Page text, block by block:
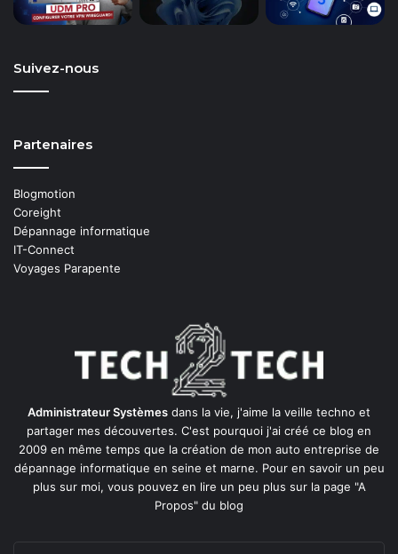
Suivez-nous
Partenaires
Blogmotion
Coreight
Dépannage informatique
IT-Connect
Voyages Parapente
Administrateur Systèmes dans la vie, j'aime la veille techno et
partager mes découvertes. C'est pourquoi j'ai créé ce blog en
2009 en même temps que la création de mon auto entreprise de
dépannage informatique en seine et marne. Pour en savoir un peu
plus sur moi, vous pouvez en lire un peu plus sur la page "A
Propos" du blog